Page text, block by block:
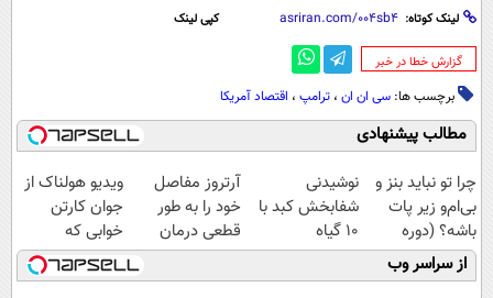
لینک کوتاه: کپی لینک
‌گزارش خطا در خبر
برچسب ها: سی ان ان ، ترامپ ، اقتصاد آمریکا
مطالب پیشنهادی
چرا تو نباید بنز و
بی‌ام‌و زیر پات
باشه؟ (دوره
رایگان درآمد
میلیاردی)
نوشیدنی
شفابخش کبد با
10 گیاه
موثر(تخفیف تا
امشب)
آرتروز مفاصل
خود را به طور
قطعی درمان
کنید!
◗پرسش‌نامه◖
ویدیو هولناک از
جوان کارتن
خوابی که
میلیاردر شد.
آموزش رایگان
از سراسر وب